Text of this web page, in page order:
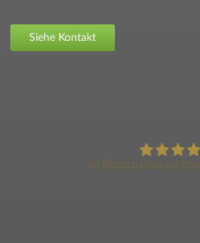
Siehe Kontakt
66 Bewertungen auf